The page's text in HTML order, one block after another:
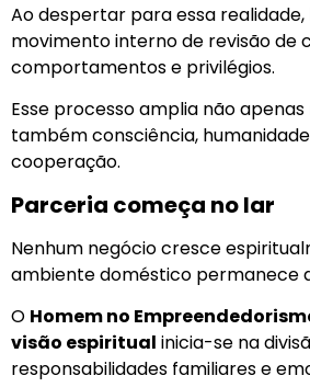
Ao despertar para essa
movimento interno de revisão de
comportamentos e privilégios.
Esse processo amplia não
também consciência,
cooperação.
Parceria começa no lar
Nenhum negócio cresce
ambiente doméstico permanece
O Homem no
visão espiritual inicia-se na
responsabilidades familiares e